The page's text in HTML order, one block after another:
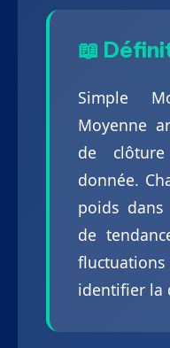
📖
Simple
Moyenne
de
donnée.
poids
de
identifier la